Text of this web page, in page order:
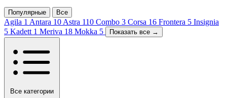
Популярные Все
Agila 1 Antara 10 Astra 110 Combo 3 Corsa 16 Frontera 5 Insignia
5 Kadett 1 Meriva 18 Mokka 5 Показать все →
Все категории